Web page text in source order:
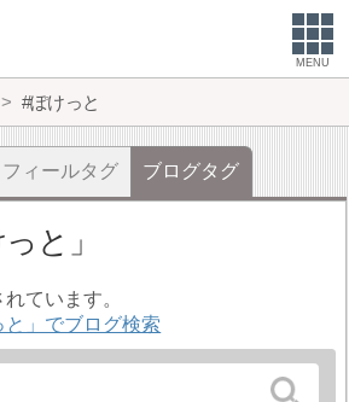
MENU
#ぽけっと
ィールタグ ブログタグ
と
ています。
」でブログ検索